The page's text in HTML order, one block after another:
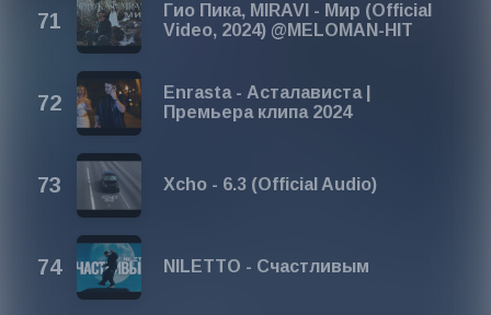
Гио Пика, MIRAVI - Мир (Official
Video, 2024) @MELOMAN-HIT
Enrasta - Асталависта |
Премьера клипа 2024
Xcho - 6.3 (Official Audio)
NILETTO - Счастливым